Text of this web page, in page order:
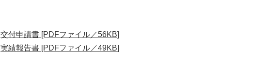
交付申請書 [PDFファイル／56KB]
実績報告書 [PDFファイル／49KB]